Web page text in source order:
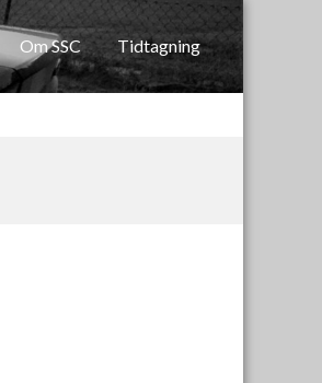
Om SSC Tidtagning